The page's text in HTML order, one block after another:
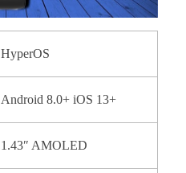
HyperOS
Android 8.0+ iOS 13+
1.43″ AMOLED